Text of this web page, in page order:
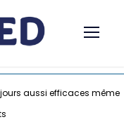
aussi efficaces même